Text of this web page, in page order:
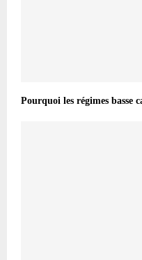
Pourquoi les régimes basse